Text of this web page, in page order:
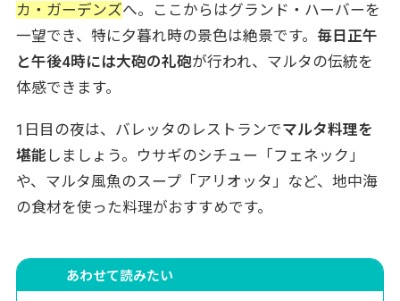
カ・ガーデンズへ。ここからはグランド・ハーバーを
一望でき、特に夕暮れ時の景色は絶景です。 毎日正午
と午後4時には大砲の礼砲が行われ、マルタの伝統を
体感できます。
1日目の夜は、バレッタのレストランでマルタ料理を
堪能 しましょう。ウサギのシチュー「フェネック」
や、マルタ風魚のスープ「アリオッタ」など、地中海
の食材を使った料理がおすすめです。
あわせて読みたい